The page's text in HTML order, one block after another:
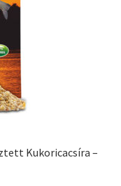
Kukoricacsíra –